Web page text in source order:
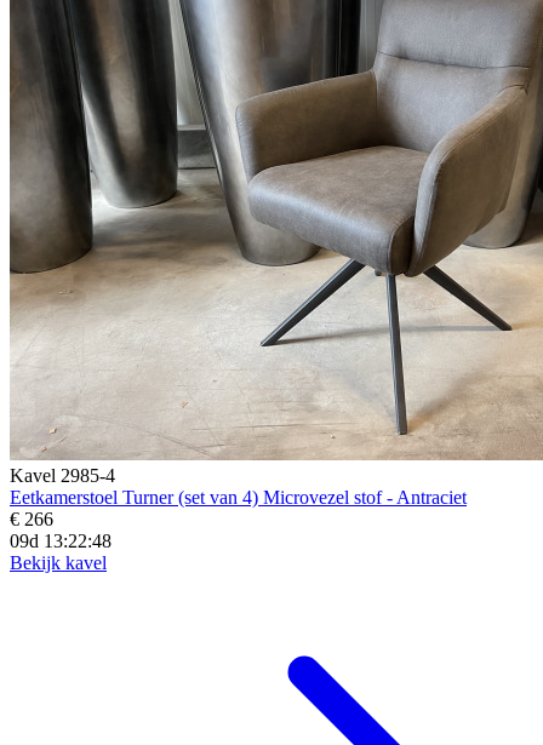
Kavel 2985-4
Eetkamerstoel Turner (set van 4) Microvezel stof - Antraciet
€ 266
09d 13:22:47
Bekijk kavel